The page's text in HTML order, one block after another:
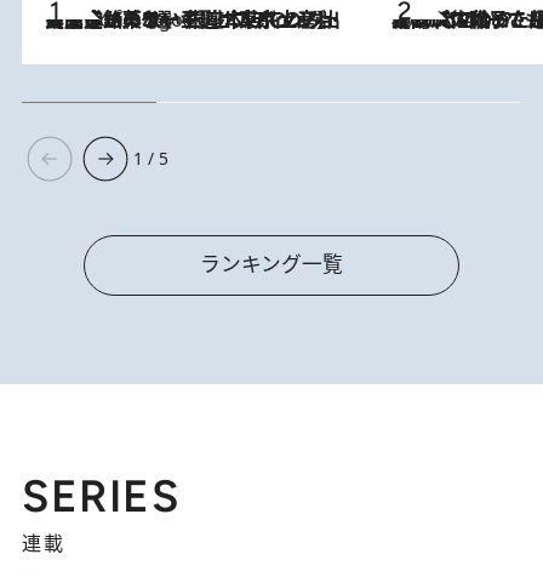
4 Hours Ago
【間違いのない王道・東京土産】資生堂パーラー 銀座本店でのみ出会える銘菓5選《極上プディング・濃厚チーズケーキ・ボンボンショコラほか》 2026.8.5
【阿川佐和子さんの年とる力】なぜ70代で始めた趣味は“こんなに楽しい”のか？ ピアノ、俳句…スランプに陥っても続けられる“ある秘訣”とは
1 / 5
ランキング一覧
SERIES
連載